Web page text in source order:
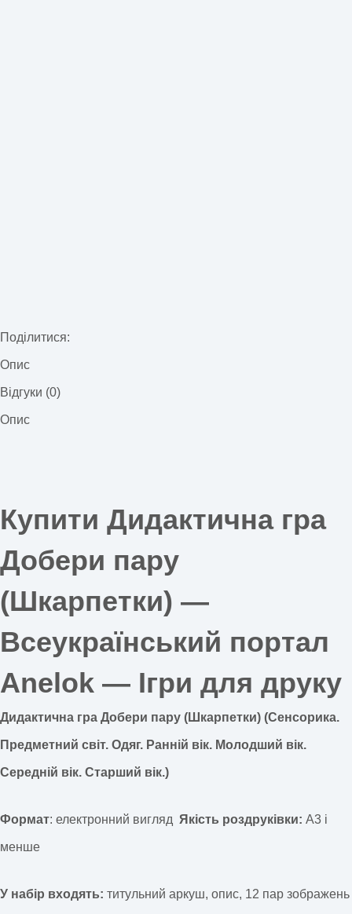
Поділитися:
Опис
Відгуки (0)
Опис
Купити Дидактична гра
Добери пару
(Шкарпетки) —
Всеукраїнський портал
Anelok — Ігри для друку
Дидактична гра Добери пару (Шкарпетки) (Сенсорика.
Предметний світ. Одяг. Ранній вік. Молодший вік.
Середній вік. Старший вік.)
Формат: електронний вигляд Якість роздруківки: А3 і
менше
У набір входять: титульний аркуш, опис, 12 пар зображень